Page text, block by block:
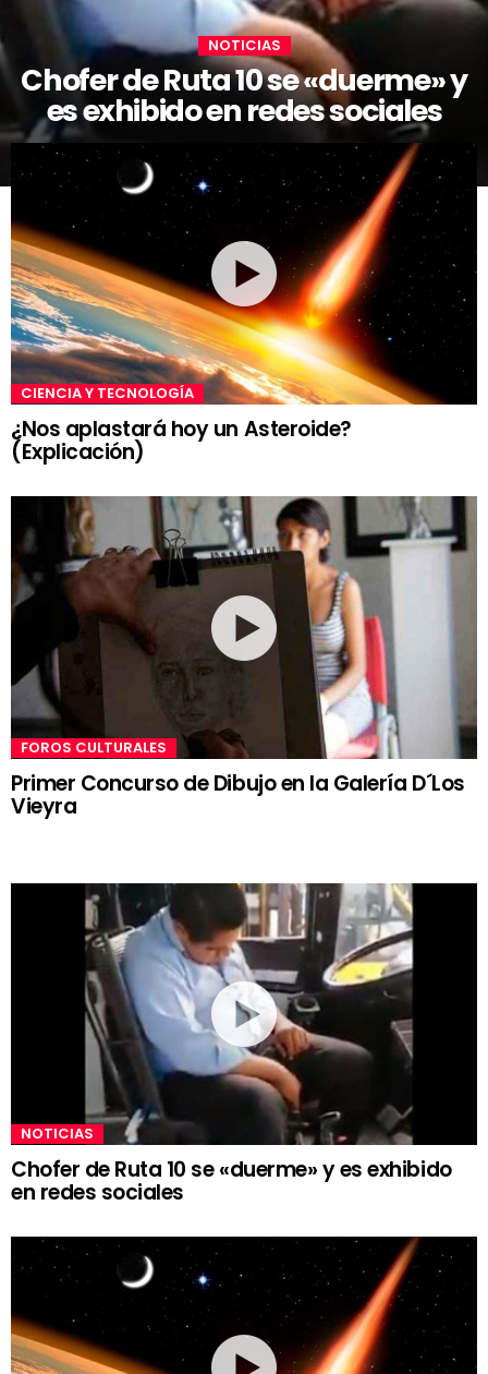
NOTICIAS
Chofer de Ruta 10 se «duerme» y
es exhibido en redes sociales
CIENCIA Y TECNOLOGÍA
¿Nos aplastará hoy un Asteroide?
(Explicación)
FOROS CULTURALES
Primer Concurso de Dibujo en la Galería D´Los
Vieyra
NOTICIAS
Chofer de Ruta 10 se «duerme» y es exhibido
en redes sociales